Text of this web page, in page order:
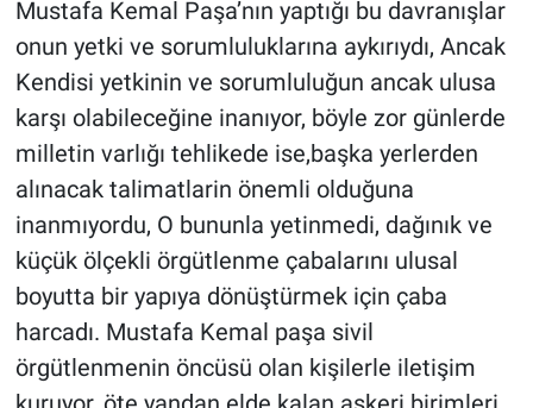
Mustafa Kemal Paşa’nın yaptığı bu davranışlar
onun yetki ve sorumluluklarına aykırıydı, Ancak
Kendisi yetkinin ve sorumluluğun ancak ulusa
karşı olabileceğine inanıyor, böyle zor günlerde
milletin varlığı tehlikede ise,başka yerlerden
alınacak talimatlarin önemli olduğuna
inanmıyordu, O bununla yetinmedi, dağınık ve
küçük ölçekli örgütlenme çabalarını ulusal
boyutta bir yapıya dönüştürmek için çaba
harcadı. Mustafa Kemal paşa sivil
örgütlenmenin öncüsü olan kişilerle iletişim